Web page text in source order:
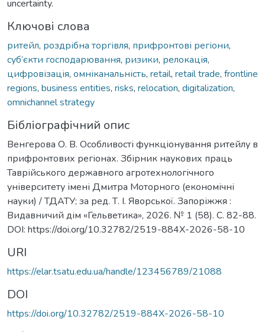
uncertainty.
Ключові слова
ритейл, роздрібна торгівля, прифронтові регіони,
суб’єкти господарювання, ризики, релокація,
цифровізація, омніканальність, retail, retail trade, frontline
regions, business entities, risks, relocation, digitalization,
omnichannel strategy
Бібліографічний опис
Венгерова О. В. Особливості функціонування ритейлу в
прифронтових регіонах. Збірник наукових праць
Таврійського державного агротехнологічного
університету імені Дмитра Моторного (економічні
науки) / ТДАТУ; за ред. Т. І. Яворської. Запоріжжя :
Видавничий дім «Гельветика», 2026. № 1 (58). С. 82-88.
DOI: https://doi.org/10.32782/2519-884X-2026-58-10
URI
https://elar.tsatu.edu.ua/handle/123456789/21088
DOI
https://doi.org/10.32782/2519-884X-2026-58-10